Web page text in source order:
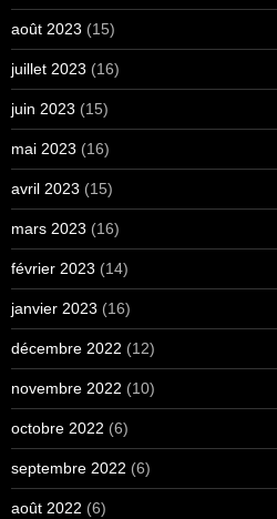
août 2023 (15)
juillet 2023 (16)
juin 2023 (15)
mai 2023 (16)
avril 2023 (15)
mars 2023 (16)
février 2023 (14)
janvier 2023 (16)
décembre 2022 (12)
novembre 2022 (10)
octobre 2022 (6)
septembre 2022 (6)
août 2022 (6)